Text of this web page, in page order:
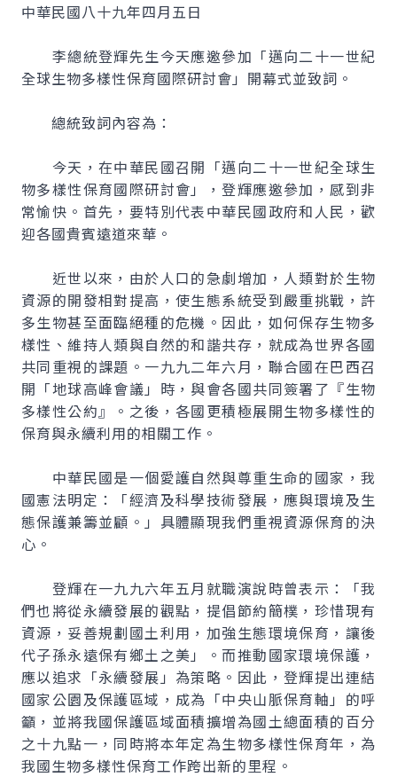
中華民國八十九年四月五日
李總統登輝先生今天應邀參加「邁向二十一世紀
全球生物多樣性保育國際研討會」開幕式並致詞。
總統致詞內容為：
今天，在中華民國召開「邁向二十一世紀全球生
物多樣性保育國際研討會」，登輝應邀參加，感到非
常愉快。首先，要特別代表中華民國政府和人民，歡
迎各國貴賓遠道來華。
近世以來，由於人口的急劇增加，人類對於生物
資源的開發相對提高，使生態系統受到嚴重挑戰，許
多生物甚至面臨絕種的危機。因此，如何保存生物多
樣性、維持人類與自然的和諧共存，就成為世界各國
共同重視的課題。一九九二年六月，聯合國在巴西召
開「地球高峰會議」時，與會各國共同簽署了『生物
多樣性公約』。之後，各國更積極展開生物多樣性的
保育與永續利用的相關工作。
中華民國是一個愛護自然與尊重生命的國家，我
國憲法明定：「經濟及科學技術發展，應與環境及生
態保護兼籌並顧。」具體顯現我們重視資源保育的決
心。
登輝在一九九六年五月就職演說時曾表示：「我
們也將從永續發展的觀點，提倡節約簡樸，珍惜現有
資源，妥善規劃國土利用，加強生態環境保育，讓後
代子孫永遠保有鄉土之美」。而推動國家環境保護，
應以追求「永續發展」為策略。因此，登輝提出連結
國家公園及保護區域，成為「中央山脈保育軸」的呼
籲，並將我國保護區域面積擴增為國土總面積的百分
之十九點一，同時將本年定為生物多樣性保育年，為
我國生物多樣性保育工作跨出新的里程。